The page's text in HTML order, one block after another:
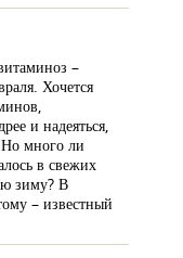
–
Хочется
и надеяться,
Но много ли
в свежих
зиму? В
– известный